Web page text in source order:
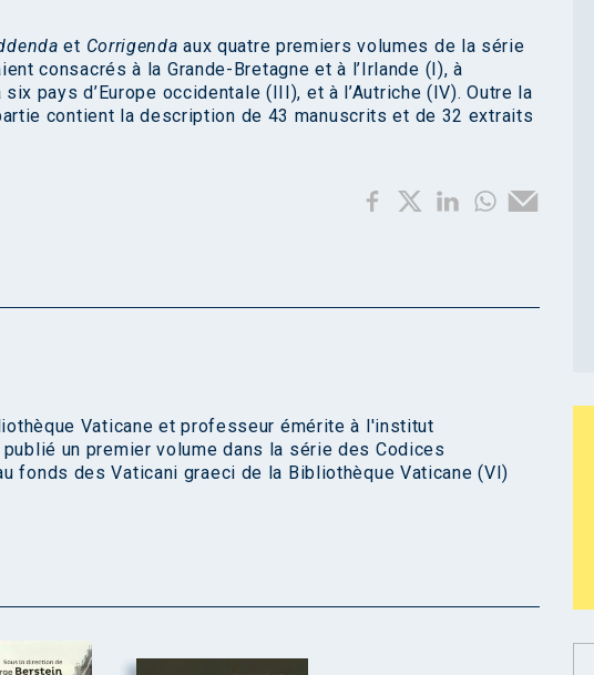
et Corrigendaaux quatre premiers volumes de la série
consacrés à la Grande-Bretagne et à l’Irlande (I), à
pays d’Europe occidentale (III), et à l’Autriche (IV). Outre la
contient la description de 43 manuscrits et de 32 extraits
Vaticane et professeur émérite à l'institut
un premier volume dans la série des Codices
fonds des Vaticani graeci de la Bibliothèque Vaticane (VI)